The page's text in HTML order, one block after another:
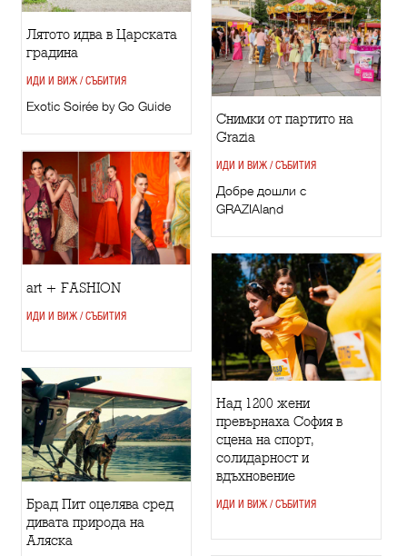
Лятото идва в Царската
градина
ИДИ И ВИЖ / СЪБИТИЯ
Exotic Soirée by Go Guide
Снимки от партито на
Grazia
ИДИ И ВИЖ / СЪБИТИЯ
Добре дошли с
GRAZIAland
art + FASHION
ИДИ И ВИЖ / СЪБИТИЯ
Над 1200 жени
превърнаха София в
сцена на спорт,
солидарност и
вдъхновение
ИДИ И ВИЖ / СЪБИТИЯ
Брад Пит оцелява сред
дивата природа на
Аляска